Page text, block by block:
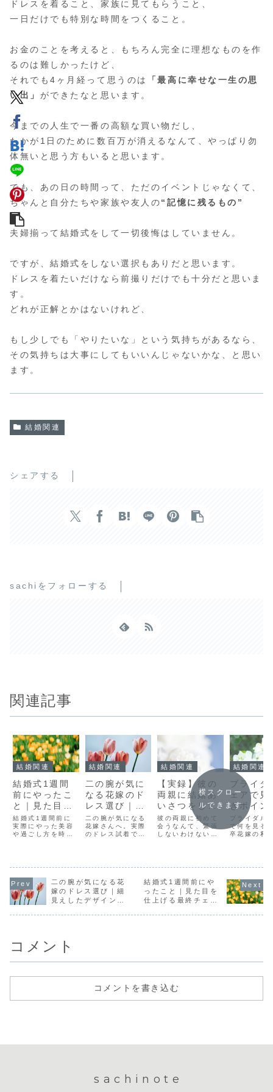
ドレスを着ること、家族に見てもらうこと、
一日だけでも特別な時間をつくること。
お金のことを考えると、もちろん完全に理想なものを作
るのは難しかったけど、
それでも4ヶ月経って思うのは
「最高に幸せな一生の思
い出」 ができたなと思います。
今までの人生で一番の高額な買い物だし、
たかが1日のために数百万が消えるなんて、やっぱり勿
体無いと思う方もいると思います。
でも、あの日の時間って、ただのイベントじゃなくて、
ちゃんと自分たちや家族や友人の“記憶に残るもの”
夫婦揃って結婚式をして一切後悔はしていません。
ですが、結婚式をしない選択もありだと思います。
ドレスを着たいだけなら前撮りだけでも十分だと思いま
す。
どれが正解とかはないけれど、
もし少しでも「やりたいな」という気持ちがあるなら、
その気持ちは大事にしてもいいんじゃないかな、と思い
ます。
結婚関連
シェアする
sachiをフォローする
関連記事
結婚関連
結婚式1週間
前にやったこ
と｜見た目を
仕上げる最終
チェックリス
ト
結婚式1週間前に
実際にやった美容
や過ごし方を時系
ダイエット・むく
アなど、卒花嫁の
リアルな最終仕上
げ記録を紹介しま
す。
結婚関連
二の腕が気に
なる花嫁のド
レス選び｜細
見えしたデザ
インとNG例
二の腕が気になる
花嫁さんへ。実際
のドレス試着で分
をリアルに紹介。
体験をもとに、後
悔しないドレス選
びのポイントをま
とめました。
結婚関連
【実録】彼の
両親に結婚あ
いさつをした
日の話|遠方・
服装・当日の
流れ
彼の両親に初めて
会うなんて、緊張
しないわけないで
話せるかな、、、
しないと、、、な
どなど不安だらけ
ですよね。そんな
ドキドキな1日の
出来事をお話しし
嬉しいです。
結婚関連
ブライダ
ェアで見
きポイン
卒花嫁の
ル体験談
ブライダル
で何を見る
卒花嫁の私
場設備・持
注意点まで
選びで後悔
ための具体
ツを紹介し
横スクロー
ルできます
二の腕が気になる花
嫁のドレス選び｜細
見えしたデザインと
結婚式1週間前にや
ったこと｜見た目を
仕上げる最終チェッ
コメント
コメントを書き込む
sachinote